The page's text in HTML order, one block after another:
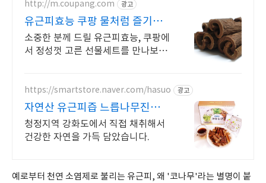
http://m.coupang.com 광고
유근피효능 쿠팡 물처럼 즐기는
간편한 한잔
소중한 분께 드릴 유근피효능, 쿠팡에
서 정성껏 고른 선물세트를 만나보세
리세요.
https://smartstore.naver.com/hasuo 광고
자연산 유근피즙 느릅나무진액
자연이 주는 선물 느릅나무즙
청정지역 강화도에서 직접 채취해서
건강한 자연을 가득 담았습니다.
예로부터 천연 소염제로 불리는 유근피, 왜 '코나무'라는 별명이 붙